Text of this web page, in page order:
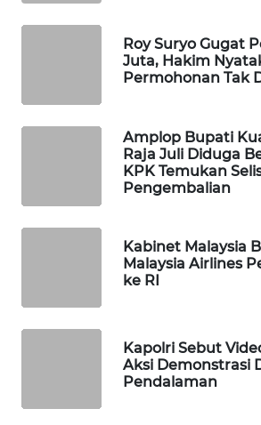
Roy Suryo Gugat
Juta, Hakim
Permohonan Tak
Amplop Bupati
Raja Juli Diduga
KPK Temukan
Pengembalian
Kabinet Malaysia
Malaysia Airlines
ke RI
Kapolri Sebut
Aksi Demonstrasi
Pendalaman
TV